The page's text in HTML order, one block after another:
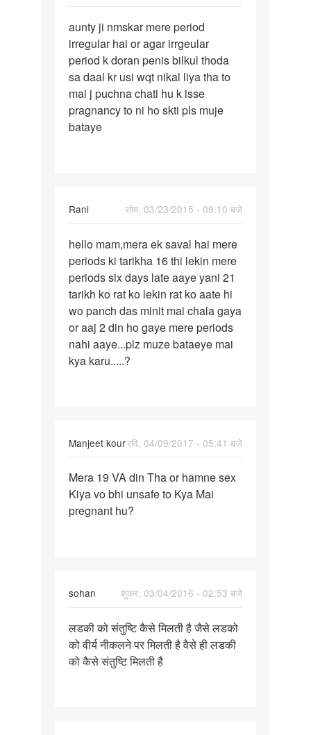
aunty
ji
nmskar
mere
period
aunty ji nmskar mere period
irregular hai or agar irrgeular
period k doran penis bilkul thoda
sa daal kr usi wqt nikal liya tha to
mai j puchna chati hu k isse
pragnancy to ni ho skti pls muje
bataye
Rani
सोम, 03/23/2015 - 09:10 बजे
hello
mam,mera
ek
saval
hai
hello mam,mera ek saval hai mere
periods ki tarikha 16 thi lekin mere
periods six days late aaye yani 21
tarikh ko rat ko lekin rat ko aate hi
wo panch das minit mai chala gaya
or aaj 2 din ho gaye mere periods
nahi aaye...plz muze bataeye mai
kya karu.....?
Manjeet kourरवि, 04/09/2017 - 05:41 बजे
Mera
19
VA
Mera 19 VA din Tha or hamne sex
Kiya vo bhi unsafe to Kya Mai
pregnant hu?
sohan
शुक्र, 03/04/2016 - 02:53 बजे
लडकी
को
संतुष्टि
लडकी को संतुष्टि कैसे मिलती है जैसे लडको
को वीर्य नीकलने पर मिलती है वैसे ही लडकी
को कैसे संतुष्टि मिलती है